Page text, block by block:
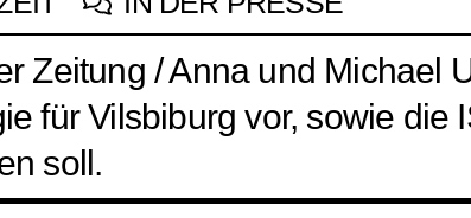
Zeitung / Anna und Michael
für Vilsbiburg vor, sowie die
soll.